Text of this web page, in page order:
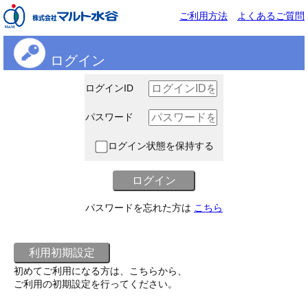
ご利用方法 よくあるご質問
ログイン
ログインID
パスワード
ログイン状態を保持する
パスワードを忘れた方は こちら
初めてご利用になる方は、こちらから、
ご利用の初期設定を行ってください。